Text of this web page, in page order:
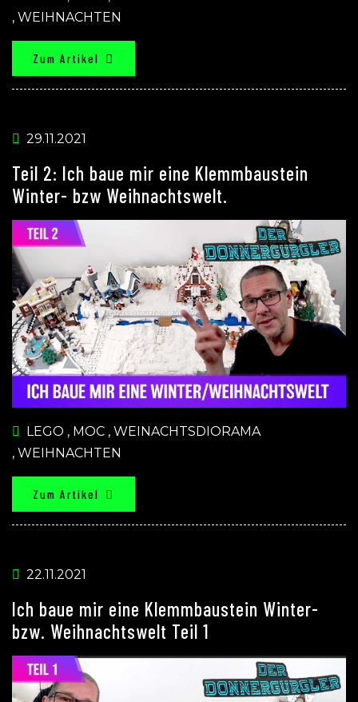
, WEIHNACHTEN
Zum Artikel
29.11.2021
Teil 2: Ich baue mir eine Klemmbaustein
Winter- bzw Weihnachtswelt.
LEGO , MOC , WEINACHTSDIORAMA
, WEIHNACHTEN
Zum Artikel
22.11.2021
Ich baue mir eine Klemmbaustein Winter-
bzw. Weihnachtswelt Teil 1